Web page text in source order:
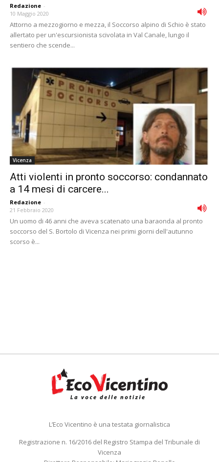
Redazione -
10 Maggio 2020
Attorno a mezzogiorno e mezza, il Soccorso alpino di Schio è stato
allertato per un'escursionista scivolata in Val Canale, lungo il
sentiero che scende...
Vicenza
Atti violenti in pronto soccorso: condannato
a 14 mesi di carcere...
Redazione -
21 Febbraio 2020
Un uomo di 46 anni che aveva scatenato una baraonda al pronto
soccorso del S. Bortolo di Vicenza nei primi giorni dell'autunno
scorso è...
L’Eco Vicentino è una testata giornalistica
Registrazione n. 16/2016 del Registro Stampa del Tribunale di
Vicenza